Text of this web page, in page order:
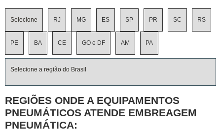
Selecione RJ MG ES SP PR SC RS
PE BA CE GO e DF AM PA
Selecione a região do Brasil
REGIÕES ONDE A EQUIPAMENTOS
PNEUMÁTICOS ATENDE EMBREAGEM
PNEUMÁTICA: